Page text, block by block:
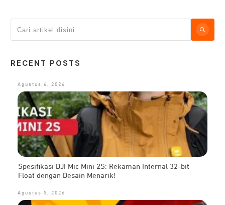
RECENT POSTS
Agustus 6, 2026
Spesifikasi DJI Mic Mini 2S: Rekaman Internal 32-bit
Float dengan Desain Menarik!
Agustus 5, 2026